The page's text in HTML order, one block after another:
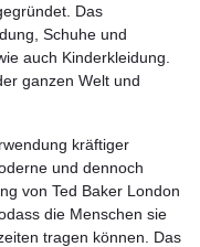
Das
Schuhe und
auch Kinderkleidung.
ganzen Welt und
kräftiger
und dennoch
von Ted Baker London
die Menschen sie
tragen können. Das